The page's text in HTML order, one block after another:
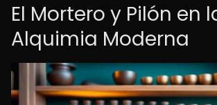
El Mortero y Pilón en
Alquimia Moderna